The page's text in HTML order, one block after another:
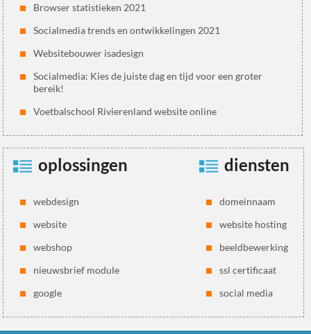
Browser statistieken 2021
Socialmedia trends en ontwikkelingen 2021
Websitebouwer isadesign
Socialmedia: Kies de juiste dag en tijd voor een groter
bereik!
Voetbalschool Rivierenland website online
oplossingen
webdesign
website
webshop
nieuwsbrief module
google
diensten
domeinnaam
website hosting
beeldbewerking
ssl certificaat
social media